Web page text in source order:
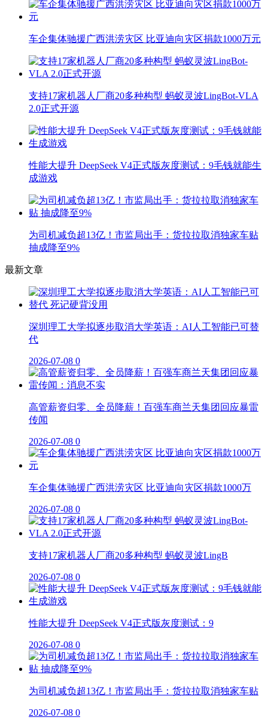
车企集体驰援广西洪涝灾区 比亚迪向灾区捐款1000万元
支持17家机器人厂商20多种构型 蚂蚁灵波LingBot-VLA
2.0正式开源
性能大提升 DeepSeek V4正式版灰度测试：9毛钱就能生
成游戏
为司机减负超13亿！市监局出手：货拉拉取消独家车贴
抽成降至9%
最新文章
深圳理工大学拟逐步取消大学英语：AI人工智能已可替
代
2026-07-08 0
高管薪资归零、全员降薪！百强车商兰天集团回应暴雷
传闻
2026-07-08 0
车企集体驰援广西洪涝灾区 比亚迪向灾区捐款1000万
2026-07-08 0
支持17家机器人厂商20多种构型 蚂蚁灵波LingB
2026-07-08 0
性能大提升 DeepSeek V4正式版灰度测试：9
2026-07-08 0
为司机减负超13亿！市监局出手：货拉拉取消独家车贴
2026-07-08 0